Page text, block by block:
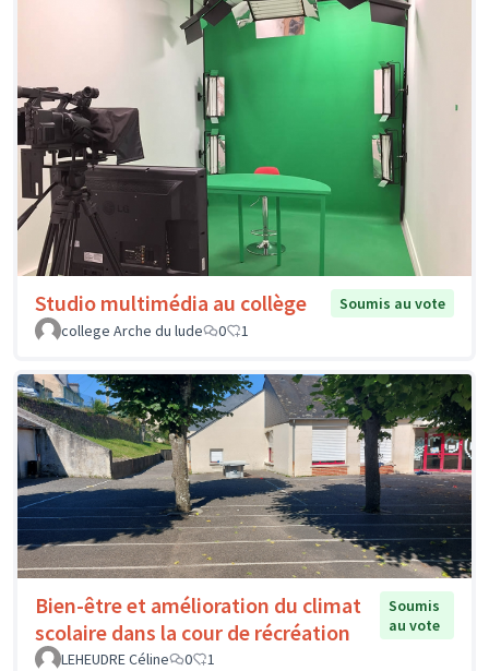
Studio multimédia au collège
Soumis au vote
college Arche du lude
0 1
Bien-être et amélioration du climat
scolaire dans la cour de récréation
Soumis
au vote
LEHEUDRE Céline
0 1